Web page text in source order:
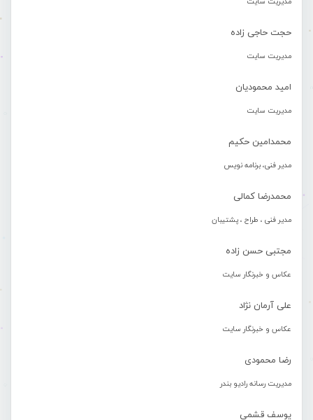
حجت حاجی زاده
مدیریت سایت
امید محمودیان
مدیریت سایت
محمدامین حکیم
مدیر فنی، برنامه نویس
محمدرضا کمالی
مدیر فنی ، طراح ، پشتیبان
مجتبی حسن زاده
عکاس و خبرنگار سایت
علی آرمان نژاد
عکاس و خبرنگار سایت
رضا محمودی
مدیریت رسانه رادیو بندر
یوسف قشمی